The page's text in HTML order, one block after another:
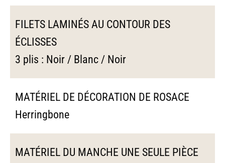
FILETS LAMINÉS AU CONTOUR DES
ÉCLISSES
3 plis : Noir / Blanc / Noir
MATÉRIEL DE DÉCORATION DE ROSACE
Herringbone
MATÉRIEL DU MANCHE UNE SEULE PIÈCE